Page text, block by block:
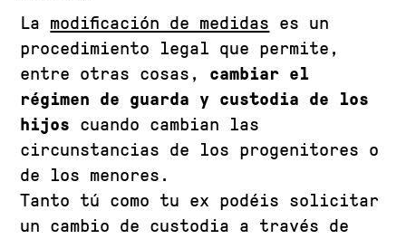
La modificación de medidas es un
procedimiento legal que permite,
entre otras cosas, cambiar el
régimen de guarda y custodia de los
hijos cuando cambian las
circunstancias de los progenitores o
de los menores.
Tanto tú como tu ex podéis solicitar
un cambio de custodia a través de